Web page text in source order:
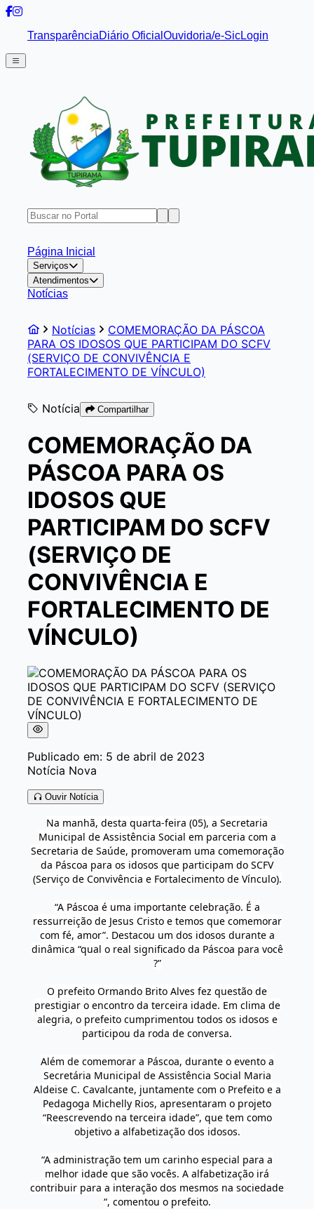
TransparênciaDiário Oficial Ouvidoria/e-SicLogin
Página Inicial
Serviços
Atendimentos
Notícias
Notícias
COMEMORAÇÃO DA PÁSCOA
PARA OS IDOSOS QUE PARTICIPAM DO SCFV
(SERVIÇO DE CONVIVÊNCIA E
FORTALECIMENTO DE VÍNCULO)
Notícia Compartilhar
COMEMORAÇÃO DA
PÁSCOA PARA OS
IDOSOS QUE
PARTICIPAM DO SCFV
(SERVIÇO DE
CONVIVÊNCIA E
FORTALECIMENTO DE
VÍNCULO)
Publicado em: 5 de abril de 2023
Notícia Nova
Ouvir Notícia
Na manhã, desta quarta-feira (05), a Secretaria
Municipal de Assistência Social em parceria com a
Secretaria de Saúde, promoveram uma comemoração
da Páscoa para os idosos que participam do SCFV
(Serviço de Convivência e Fortalecimento de Vínculo).
“A Páscoa é uma importante celebração. É a
ressurreição de Jesus Cristo e temos que comemorar
com fé, amor”. Destacou um dos idosos durante a
dinâmica “qual o real significado da Páscoa para você
?”
O prefeito Ormando Brito Alves fez questão de
prestigiar o encontro da terceira idade. Em clima de
alegria, o prefeito cumprimentou todos os idosos e
participou da roda de conversa.
Além de comemorar a Páscoa, durante o evento a
Secretária Municipal de Assistência Social Maria
Aldeise C. Cavalcante, juntamente com o Prefeito e a
Pedagoga Michelly Rios, apresentaram o projeto
“Reescrevendo na terceira idade”, que tem como
objetivo a alfabetização dos idosos.
“A administração tem um carinho especial para a
melhor idade que são vocês. A alfabetização irá
contribuir para a interação dos mesmos na sociedade
“, comentou o prefeito.